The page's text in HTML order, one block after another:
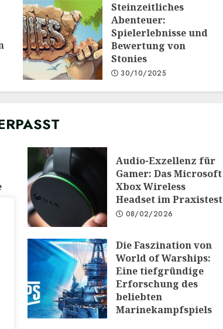
Steinzeitliches
Abenteuer:
Spielerlebnisse und
Bewertung von
Stonies
30/10/2025
Audio-Exzellenz für
Gamer: Das Microsoft
Xbox Wireless
Headset im Praxistest
08/02/2026
Die Faszination von
World of Warships:
Eine tiefgründige
Erforschung des
beliebten
Marinekampfspiels